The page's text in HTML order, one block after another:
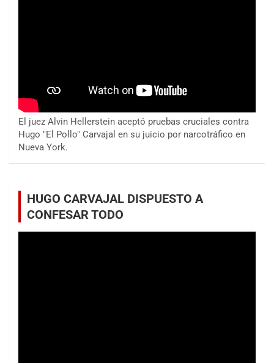
El juez Alvin Hellerstein aceptó pruebas cruciales contra
Hugo "El Pollo" Carvajal en su juicio por narcotráfico en
Nueva York.
HUGO CARVAJAL DISPUESTO A
CONFESAR TODO